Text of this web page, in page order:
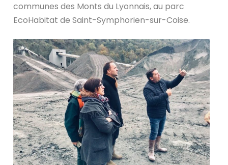
communes des Monts du Lyonnais, au parc
EcoHabitat de Saint-Symphorien-sur-Coise.